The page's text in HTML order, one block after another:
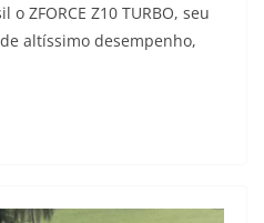
o ZFORCE Z10 TURBO, seu
altíssimo desempenho,